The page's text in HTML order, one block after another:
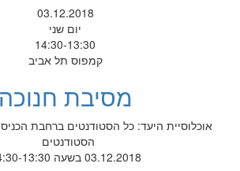
03.12.2018
יום שני
14:30-13:30
קמפוס תל אביב
מסיבת חנוכה
אוכלוסיית היעד: כל הסטודנטים ברחבת
הסטודנטים
03.12.2018 בשעה 14:30-13:30